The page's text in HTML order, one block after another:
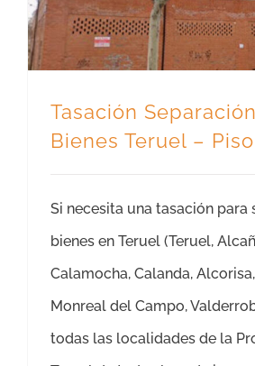
Tasación
Bienes Teruel –
Si necesita una tasación para
bienes en Teruel (Teruel,
Calamocha, Calanda,
Monreal del Campo,
todas las localidades de la